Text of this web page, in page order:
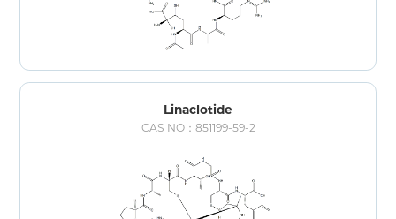
Linaclotide
CAS NO：851199-59-2